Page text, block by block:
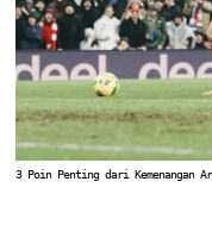
3 Poin Penting dari Kemenangan